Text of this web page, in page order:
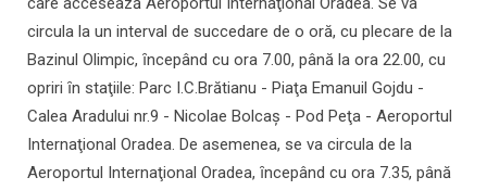
circula la un interval de succedare de o oră, cu plecare de la
Bazinul Olimpic, ȋncepând cu ora 7.00, până la ora 22.00, cu
opriri ȋn staţiile: Parc I.C.Brătianu - Piaţa Emanuil Gojdu -
Calea Aradului nr.9 - Nicolae Bolcaş - Pod Peţa - Aeroportul
Internaţional Oradea. De asemenea, se va circula de la
Aeroportul Internaţional Oradea, ȋncepând cu ora 7.35, până